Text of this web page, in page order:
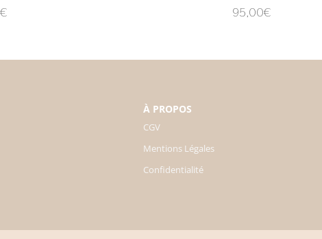
€ 95,00€
À PROPOS
CGV
Mentions Légales
Confidentialité